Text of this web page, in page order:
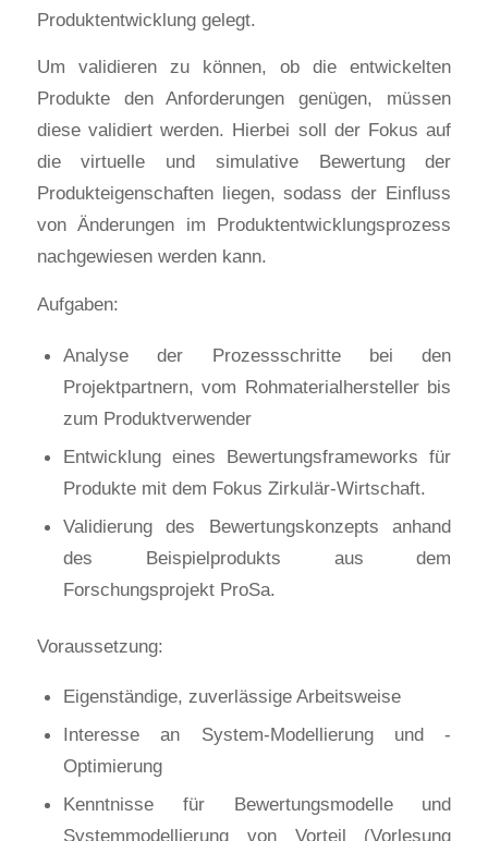
Produktentwicklung gelegt.
Um validieren zu können, ob die entwickelten
Produkte den Anforderungen genügen, müssen
diese validiert werden. Hierbei soll der Fokus auf
die virtuelle und simulative Bewertung der
Produkteigenschaften liegen, sodass der Einfluss
von Änderungen im Produktentwicklungsprozess
nachgewiesen werden kann.
Aufgaben:
Analyse der Prozessschritte bei den
Projektpartnern, vom Rohmaterialhersteller bis
zum Produktverwender
Entwicklung eines Bewertungsframeworks für
Produkte mit dem Fokus Zirkulär-Wirtschaft.
Validierung des Bewertungskonzepts anhand
des Beispielprodukts aus dem
Forschungsprojekt ProSa.
Voraussetzung:
Eigenständige, zuverlässige Arbeitsweise
Interesse an System-Modellierung und -
Optimierung
Kenntnisse für Bewertungsmodelle und
Systemmodellierung von Vorteil (Vorlesung